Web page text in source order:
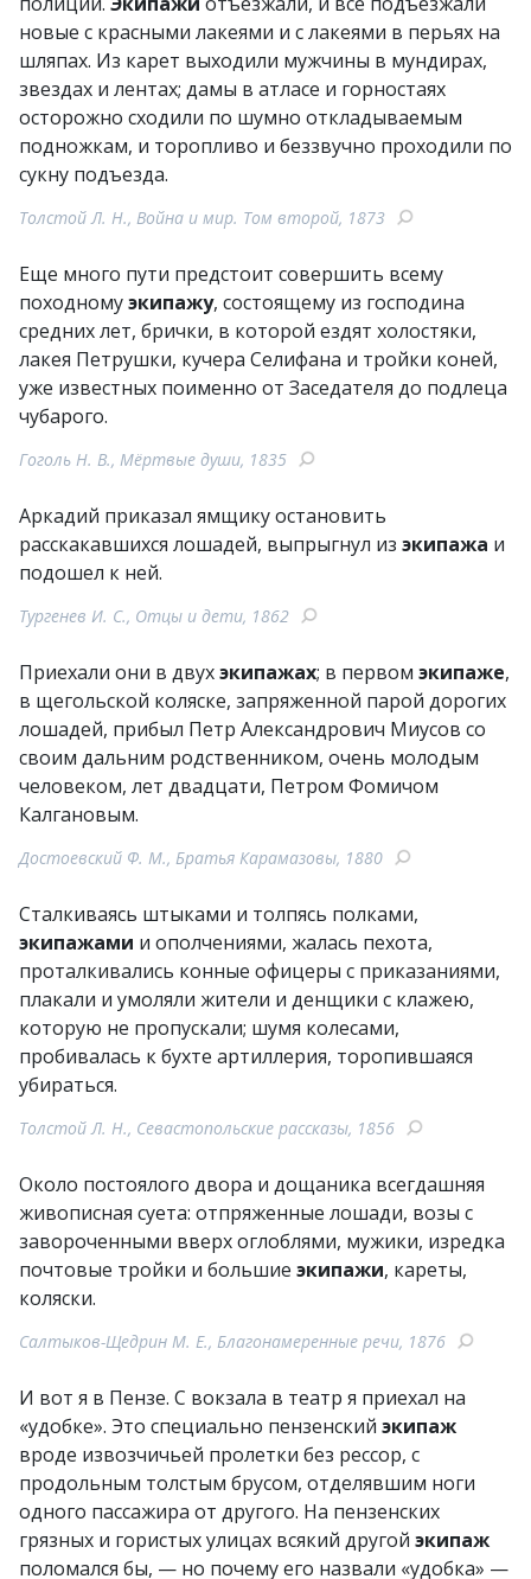
новые с красными лакеями и с лакеями в перьях на
шляпах. Из карет выходили мужчины в мундирах,
звездах и лентах; дамы в атласе и горностаях
осторожно сходили по шумно откладываемым
подножкам, и торопливо и беззвучно проходили по
сукну подъезда.
Толстой Л. Н., Война и мир. Том второй, 1873
Еще много пути предстоит совершить всему
походномуэкипажу, состоящему из господина
средних лет, брички, в которой ездят холостяки,
лакея Петрушки, кучера Селифана и тройки коней,
уже известных поименно от Заседателя до подлеца
чубарого.
Гоголь Н. В., Мёртвые души, 1835
Аркадий приказал ямщику остановить
расскакавшихся лошадей, выпрыгнул из экипажа и
подошел к ней.
Тургенев И. С., Отцы и дети, 1862
Приехали они в двухэкипажах; в первом экипаже,
в щегольской коляске, запряженной парой дорогих
лошадей, прибыл Петр Александрович Миусов со
своим дальним родственником, очень молодым
человеком, лет двадцати, Петром Фомичом
Калгановым.
Достоевский Ф. М., Братья Карамазовы, 1880
Сталкиваясь штыками и толпясь полками,
экипажами и ополчениями, жалась пехота,
проталкивались конные офицеры с приказаниями,
плакали и умоляли жители и денщики с клажею,
которую не пропускали; шумя колесами,
пробивалась к бухте артиллерия, торопившаяся
убираться.
Толстой Л. Н., Севастопольские рассказы, 1856
Около постоялого двора и дощаника всегдашняя
живописная суета: отпряженные лошади, возы с
завороченными вверх оглоблями, мужики, изредка
почтовые тройки и большие экипажи, кареты,
коляски.
Салтыков-Щедрин М. Е., Благонамеренные речи, 1876
И вот я в Пензе. С вокзала в театр я приехал на
«удобке». Это специально пензенский экипаж
вроде извозчичьей пролетки без рессор, с
продольным толстым брусом, отделявшим ноги
одного пассажира от другого. На пензенских
грязных и гористых улицах всякий другой экипаж
поломался бы, — но почему его назвали «удобка» —